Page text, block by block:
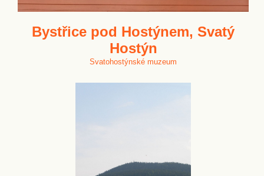
Bystřice pod Hostýnem, Svatý
Hostýn
Svatohostýnské muzeum